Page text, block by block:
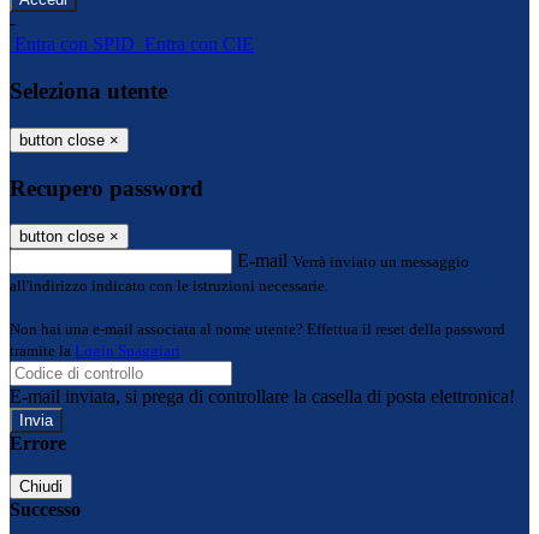
-
Entra con SPID Entra con CIE
Seleziona utente
button close ×
Recupero password
button close ×
E-mail Verrà inviato un messaggio
all'indirizzo indicato con le istruzioni necessarie.
Non hai una e-mail associata al nome utente? Effettua il reset della password
tramite la Login Spaggiari
E-mail inviata, si prega di controllare la casella di posta elettronica!
Errore
Chiudi
Successo